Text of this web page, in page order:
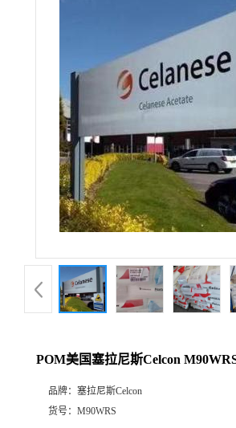
POM美国塞拉尼斯Celcon
品牌： 塞拉尼斯Celcon
货号： M90WRS